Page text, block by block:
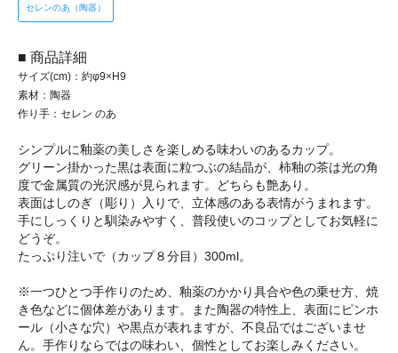
セレンのあ（陶器）
■ 商品詳細
サイズ(cm)：約φ9×H9
素材：陶器
作り手：セレン のあ
シンプルに釉薬の美しさを楽しめる味わいのあるカップ。
グリーン掛かった黒は表面に粒つぶの結晶が、柿釉の茶は光の角
度で金属質の光沢感が見られます。どちらも艶あり。
表面はしのぎ（彫り）入りで、立体感のある表情がうまれます。
手にしっくりと馴染みやすく、普段使いのコップとしてお気軽に
どうぞ。
たっぷり注いで（カップ８分目）300ml。
※一つひとつ手作りのため、釉薬のかかり具合や色の乗せ方、焼
き色などに個体差があります。また陶器の特性上、表面にピンホ
ール（小さな穴）や黒点が表れますが、不良品ではございませ
ん。手作りならではの味わい、個性としてお楽しみください。